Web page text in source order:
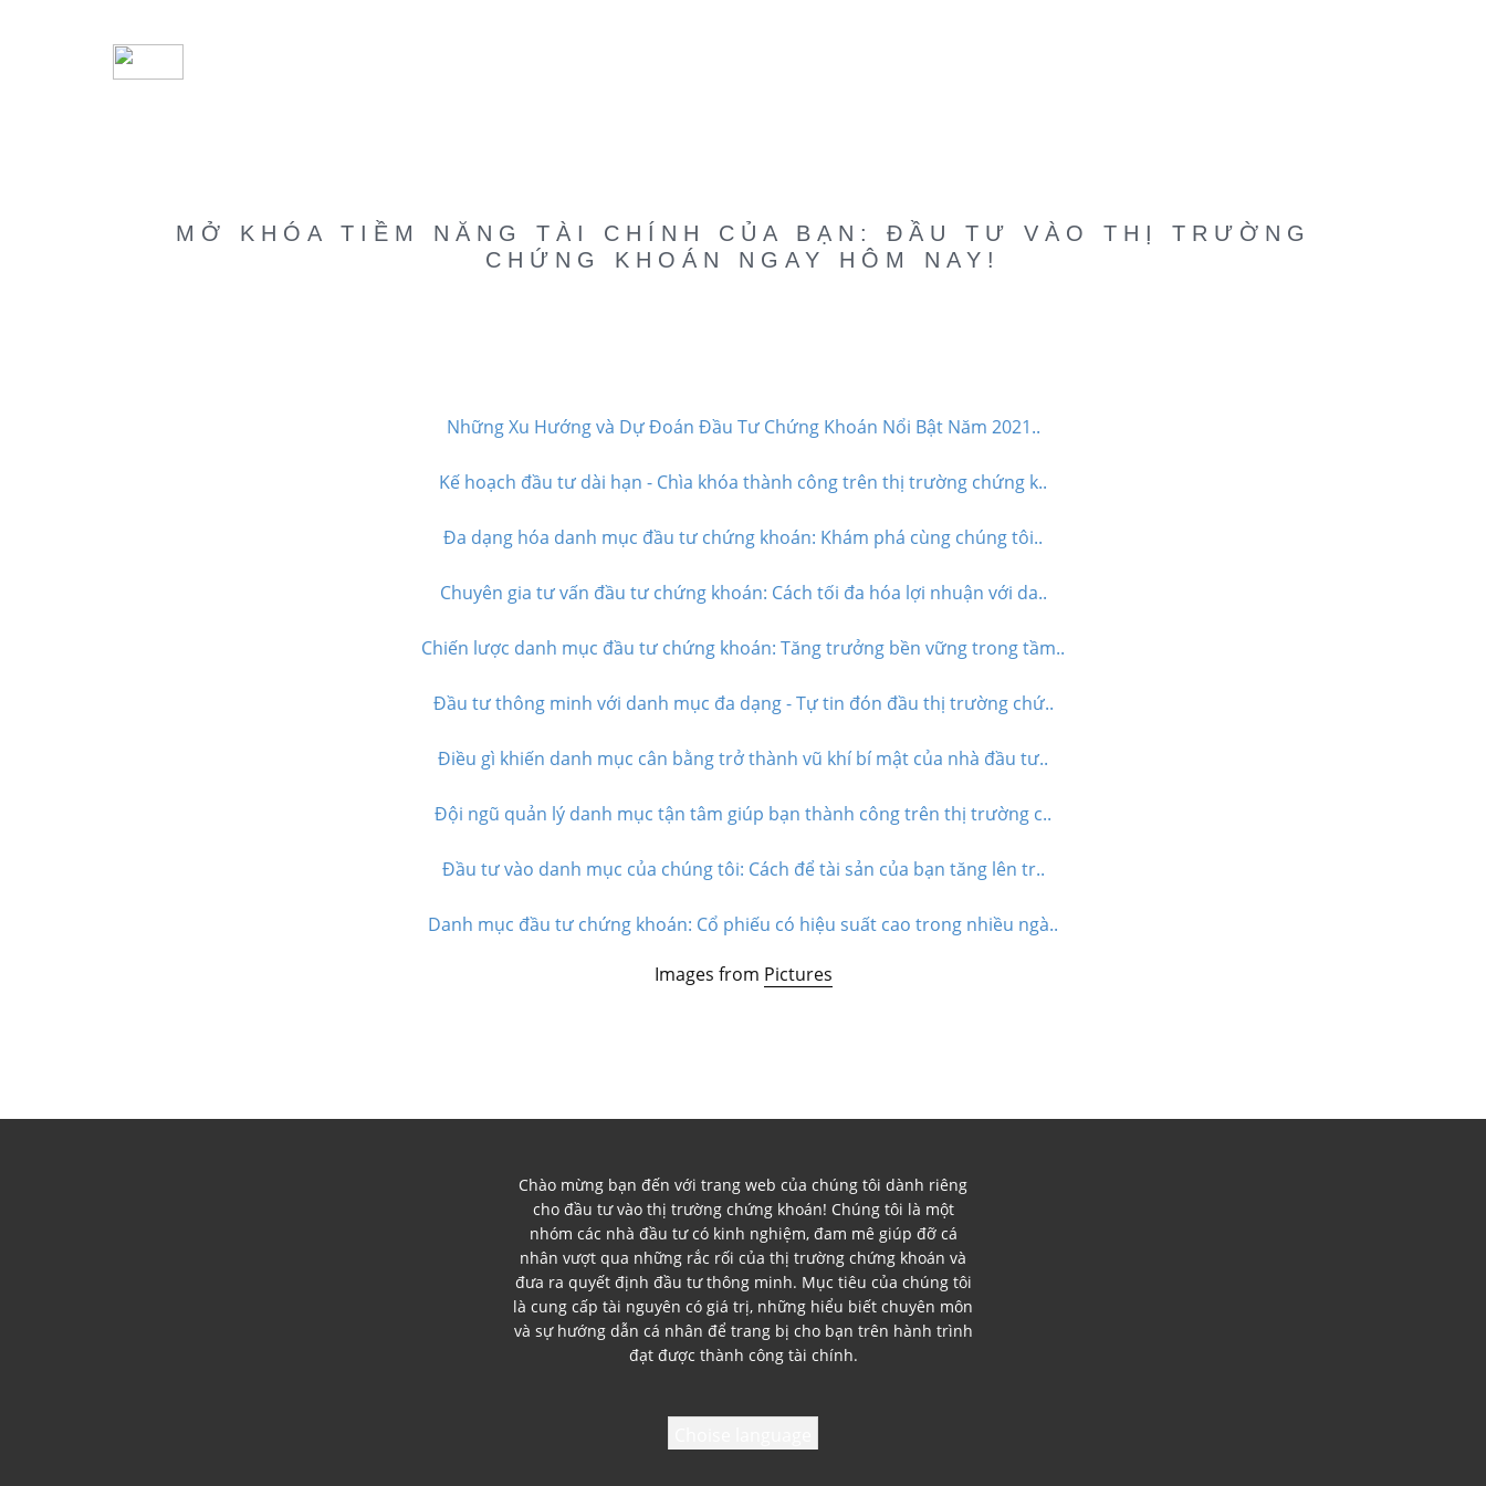
MỞ KHÓA TIỀM NĂNG TÀI CHÍNH CỦA BẠN: ĐẦU TƯ VÀO THỊ TRƯỜNG
CHỨNG KHOÁN NGAY HÔM NAY!
Những Xu Hướng và Dự Đoán Đầu Tư Chứng Khoán Nổi Bật Năm 2021..
Kế hoạch đầu tư dài hạn - Chìa khóa thành công trên thị trường chứng k..
Đa dạng hóa danh mục đầu tư chứng khoán: Khám phá cùng chúng tôi..
Chuyên gia tư vấn đầu tư chứng khoán: Cách tối đa hóa lợi nhuận với da..
Chiến lược danh mục đầu tư chứng khoán: Tăng trưởng bền vững trong tầm..
Đầu tư thông minh với danh mục đa dạng - Tự tin đón đầu thị trường chứ..
Điều gì khiến danh mục cân bằng trở thành vũ khí bí mật của nhà đầu tư..
Đội ngũ quản lý danh mục tận tâm giúp bạn thành công trên thị trường c..
Đầu tư vào danh mục của chúng tôi: Cách để tài sản của bạn tăng lên tr..
Danh mục đầu tư chứng khoán: Cổ phiếu có hiệu suất cao trong nhiều ngà..
Images from Pictures
Chào mừng bạn đến với trang web của chúng tôi dành riêng
cho đầu tư vào thị trường chứng khoán! Chúng tôi là một
nhóm các nhà đầu tư có kinh nghiệm, đam mê giúp đỡ cá
nhân vượt qua những rắc rối của thị trường chứng khoán và
đưa ra quyết định đầu tư thông minh. Mục tiêu của chúng tôi
là cung cấp tài nguyên có giá trị, những hiểu biết chuyên môn
và sự hướng dẫn cá nhân để trang bị cho bạn trên hành trình
đạt được thành công tài chính.